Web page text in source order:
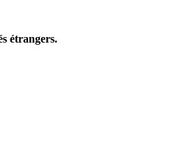
étrangers.